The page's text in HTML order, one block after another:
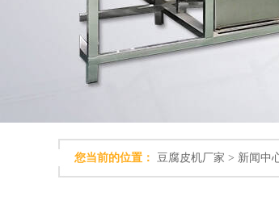
您当前的位置： 豆腐皮机厂家 > 新闻中